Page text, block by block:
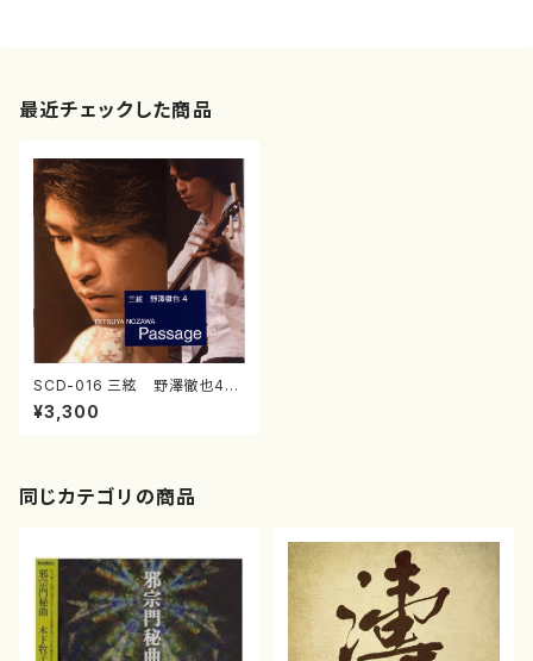
最近チェックした商品
SCD-016 三絃 野澤徹也4
Passage(三味線/野澤徹也/C
D)
¥3,300
同じカテゴリの商品